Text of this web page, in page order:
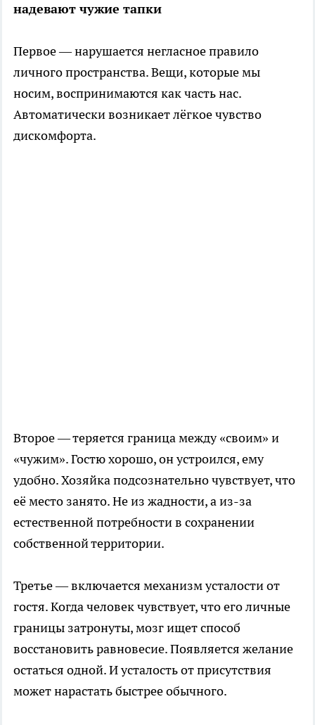
надевают чужие тапки
Первое — нарушается негласное правило
личного пространства. Вещи, которые мы
носим, воспринимаются как часть нас.
Автоматически возникает лёгкое чувство
дискомфорта.
Второе — теряется граница между «своим» и
«чужим». Гостю хорошо, он устроился, ему
удобно. Хозяйка подсознательно чувствует, что
её место занято. Не из жадности, а из-за
естественной потребности в сохранении
собственной территории.
Третье — включается механизм усталости от
гостя. Когда человек чувствует, что его личные
границы затронуты, мозг ищет способ
восстановить равновесие. Появляется желание
остаться одной. И усталость от присутствия
может нарастать быстрее обычного.